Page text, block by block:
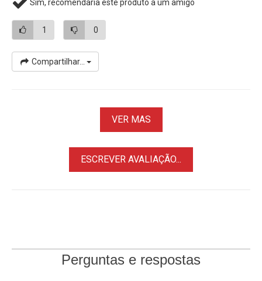
Sim, recomendaria este produto a um amigo
1 0
Compartilhar...
VER MAS
ESCREVER AVALIAÇÃO...
Perguntas e respostas